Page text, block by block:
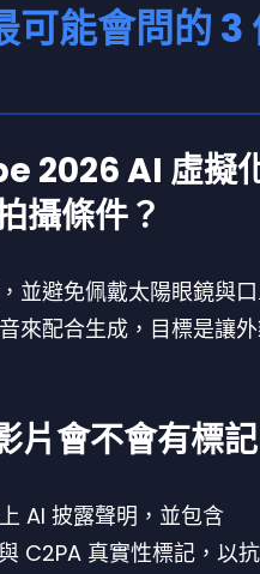
可能會問的 3
2026 AI 虛擬
攝條件？
並避免佩戴太陽眼鏡與
來配合生成，目標是讓
片會不會有標
AI 披露聲明，並包含
C2PA 真實性標記，以